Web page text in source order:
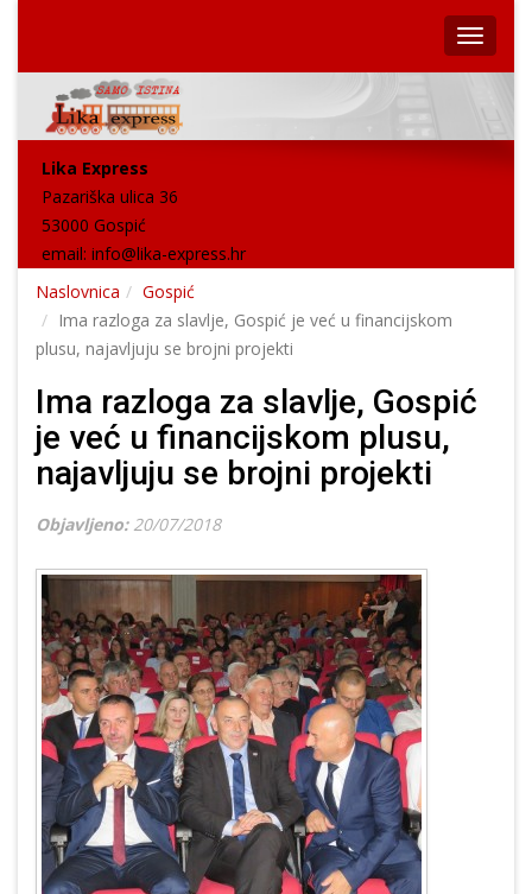
Lika Express
Pazariška ulica 36
53000 Gospić
email: info@lika-express.hr
Naslovnica
Gospić
Ima razloga za slavlje, Gospić je već u financijskom
plusu, najavljuju se brojni projekti
Ima razloga za slavlje, Gospić
je već u financijskom plusu,
najavljuju se brojni projekti
Objavljeno: 20/07/2018